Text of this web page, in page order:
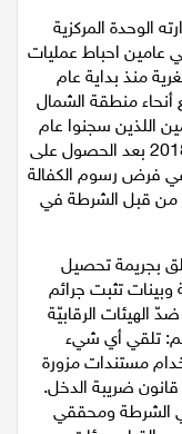
الوحدة المركزية
عامين احباط عمليات
منذ بداية عام
أنحاء منطقة الشمال
اللذين سجنوا عام
2017 أقاموا شركة جديدة وفي شهر تموز 2018 بعد الحصول على
فرض رسوم الكفالة
من قبل الشرطة في
بجريمة تحصيل
تثبت جرائم
الهيئات الرقابيّة
تلقي أي شيء
مستندات مزورة
ضريبة الدخل.
الشرطة ومحققي